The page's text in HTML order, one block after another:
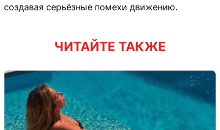
создавая серьёзные помехи движению.
ЧИТАЙТЕ ТАКЖЕ